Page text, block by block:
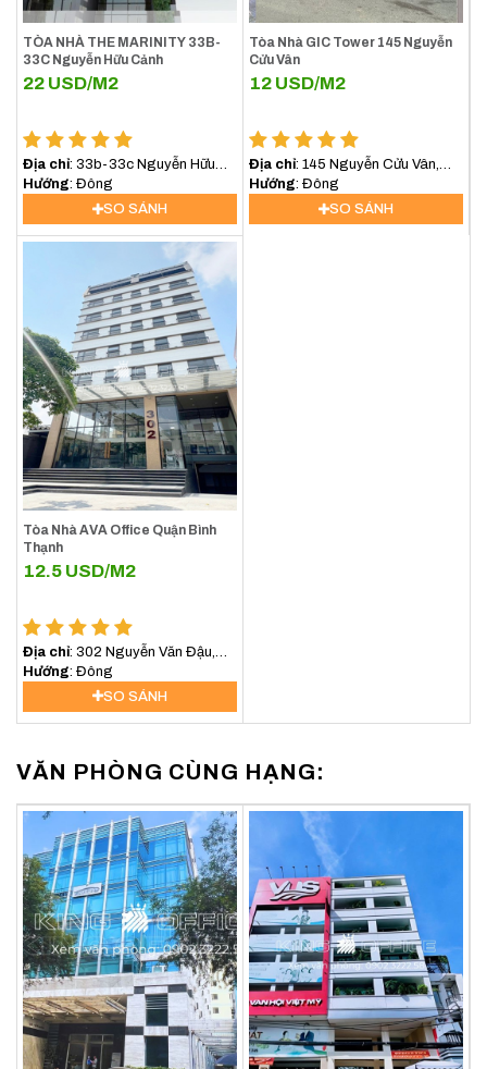
Xem thêm
tháng 8/2026
[vanphongchothue quan=binhthanh]
[/vanphongchothue]
TÒA NHÀ THE MARINITY 33B-
33C Nguyễn Hữu Cảnh
22 USD/M2
Địa chỉ: 33b-33c Nguyễn Hữu
Cảnh
Hướng : Đông
SO SÁNH
Tòa Nhà GIC Tower 145 Nguyễn
Cửu Vân
12 USD/M2
Địa chỉ: 145 Nguyễn Cửu Vân,
Gia Định, Hồ Chí Minh, Việt Nam
Hướng : Đông
SO SÁNH
Tòa Nhà AVA Office Quận Bình
Thạnh
12.5 USD/M2
Địa chỉ: 302 Nguyễn Văn Đậu,
Phường 11 , Quận Bình Thạnh
Hướng : Đông
SO SÁNH
VĂN PHÒNG CÙNG HẠNG: